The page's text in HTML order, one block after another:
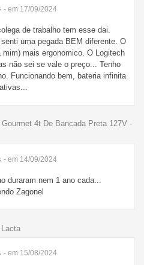
- em 17/09/2024
de trabalho tem esse dai.
uma pegada BEM diferente. O
mais ergonomico. O Logitech
não sei se vale o preço... Tenho
Funcionando bem, bateria infinita
4t De Bancada Preta 127V -
- em 14/09/2024
duraram nem 1 ano cada...
Zagonel
- em 15/08/2024